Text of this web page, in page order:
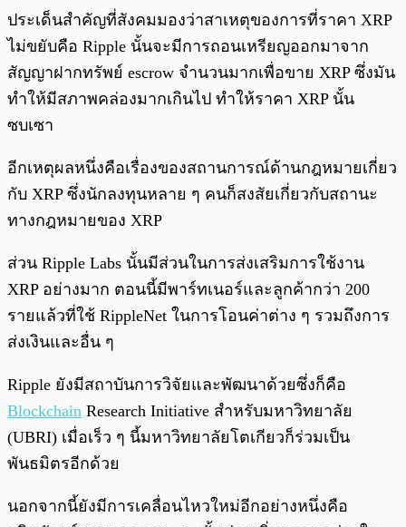
ประเด็นสำคัญที่สังคมมองว่าสาเหตุของการที่ราคา XRP
ไม่ขยับคือ Ripple นั้นจะมีการถอนเหรียญออกมาจาก
สัญญาฝากทรัพย์ escrow จำนวนมากเพื่อขาย XRP ซึ่งมัน
ทำให้มีสภาพคล่องมากเกินไป ทำให้ราคา XRP นั้น
ซบเซา
อีกเหตุผลหนึ่งคือเรื่องของสถานการณ์ด้านกฎหมายเกี่ยว
กับ XRP ซึ่งนักลงทุนหลาย ๆ คนก็สงสัยเกี่ยวกับสถานะ
ทางกฎหมายของ XRP
ส่วน Ripple Labs นั้นมีส่วนในการส่งเสริมการใช้งาน
XRP อย่างมาก ตอนนี้มีพาร์ทเนอร์และลูกค้ากว่า 200
รายแล้วที่ใช้ RippleNet ในการโอนค่าต่าง ๆ รวมถึงการ
ส่งเงินและอื่น ๆ
Ripple ยังมีสถาบันการวิจัยและพัฒนาด้วยซึ่งก็คือ
Blockchain Research Initiative สำหรับมหาวิทยาลัย
(UBRI) เมื่อเร็ว ๆ นี้มหาวิทยาลัยโตเกียวก็ร่วมเป็น
พันธมิตรอีกด้วย
นอกจากนี้ยังมีการเคลื่อนไหวใหม่อีกอย่างหนึ่งคือ